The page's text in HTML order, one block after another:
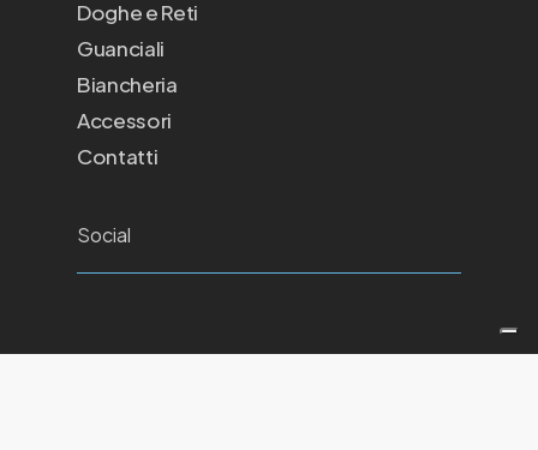
Doghe e Reti
Guanciali
Biancheria
Accessori
Contatti
Social